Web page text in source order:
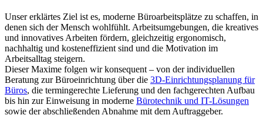
Unser erklärtes Ziel ist es, moderne Büroarbeitsplätze zu schaffen, in
denen sich der Mensch wohlfühlt. Arbeitsumgebungen, die kreatives
und innovatives Arbeiten fördern, gleichzeitig ergonomisch,
nachhaltig und kosteneffizient sind und die Motivation im
Arbeitsalltag steigern.
Dieser Maxime folgen wir konsequent – von der individuellen
Beratung zur Büroeinrichtung über die 3D-Einrichtungsplanung für
Büros, die termingerechte Lieferung und den fachgerechten Aufbau
bis hin zur Einweisung in moderne Bürotechnik und IT-Lösungen
sowie der abschließenden Abnahme mit dem Auftraggeber.